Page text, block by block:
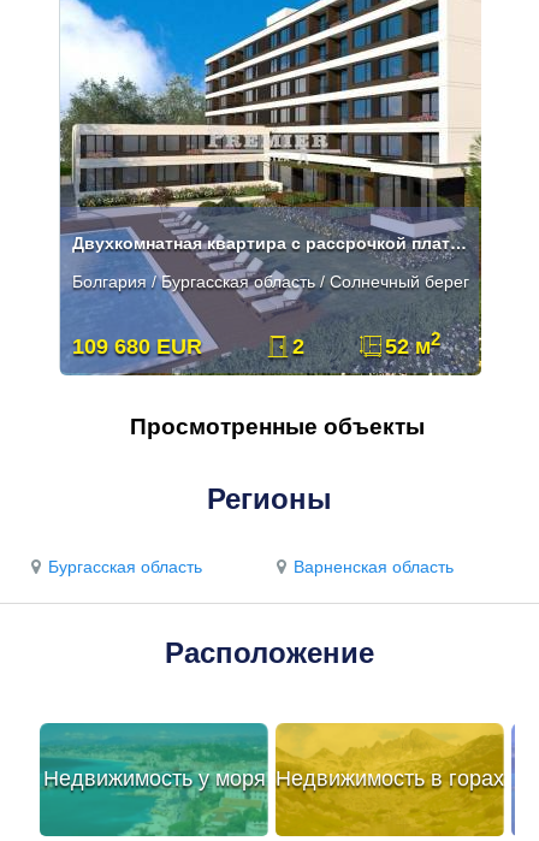
Двухкомнатная квартира с рассрочкой платежа на Солнечном Берегу
Болгария / Бургасская область / Солнечный берег
109 680 EUR 2 52 м2
Просмотренные объекты
Регионы
Бургасская область Варненская область
Расположение
Недвижимость у моря Недвижимость в горах